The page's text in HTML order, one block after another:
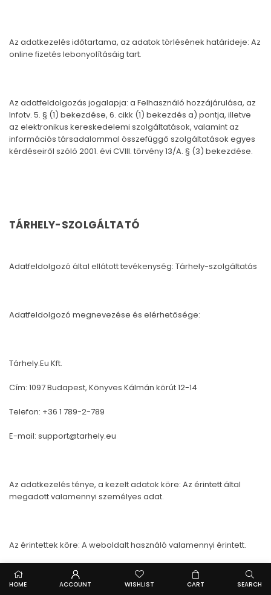
Az adatkezelés időtartama, az adatok törlésének határideje: Az
online fizetés lebonyolításáig tart.
Az adatfeldolgozás jogalapja: a Felhasználó hozzájárulása, az
Infotv. 5. § (1) bekezdése, 6. cikk (1) bekezdés a) pontja, illetve
az elektronikus kereskedelemi szolgáltatások, valamint az
információs társadalommal összefüggő szolgáltatások egyes
kérdéseiről szóló 2001. évi CVIII. törvény 13/A. § (3) bekezdése.
TÁRHELY-SZOLGÁLTATÓ
Adatfeldolgozó által ellátott tevékenység: Tárhely-szolgáltatás
Adatfeldolgozó megnevezése és elérhetősége:
Tárhely.Eu Kft.
Cím: 1097 Budapest, Könyves Kálmán körút 12-14
Telefon: +36 1 789-2-789
E-mail: support@tarhely.eu
Az adatkezelés ténye, a kezelt adatok köre: Az érintett által
megadott valamennyi személyes adat.
Az érintettek köre: A weboldalt használó valamennyi érintett.
HOME ACCOUNT WISHLIST CART SEARCH